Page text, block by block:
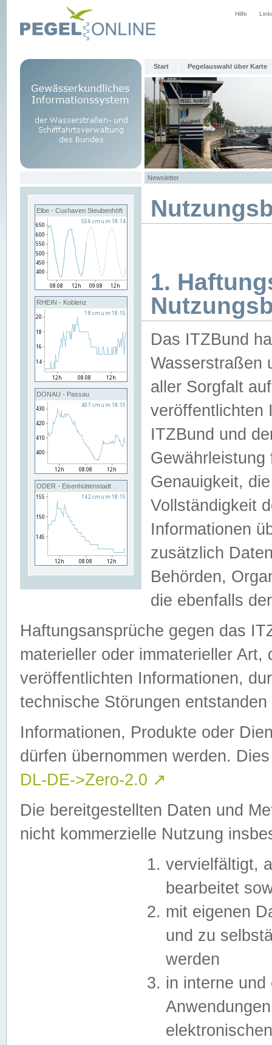
Hilfe
Start Pegelauswahl über Karte
Newsletter
Elbe - Cuxhaven Steubenhöft
RHEIN - Koblenz
DONAU - Passau
ODER - Eisenhüttenstadt
1.
Das ITZBund
Wasserstraßen
aller Sorgfalt
veröffentlichten
ITZBund und
Genauigkeit,
Vollständigkeit
Informationen
zusätzlich
Behörden,
die ebenfalls
Haftungsansprüche gegen das
materieller oder immaterieller
veröffentlichten Informationen,
technische Störungen
Informationen, Produkte oder
dürfen übernommen werden.
DL-DE->Zero-2.0 ↗
Die bereitgestellten Daten und
nicht kommerzielle Nutzung
vervielfältigt,
bearbeitet
mit eigenen
und zu
werden
in interne